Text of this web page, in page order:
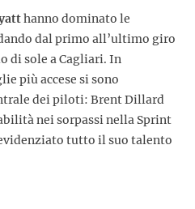
hanno dominato le
dal primo all’ultimo giro
di sole a Cagliari. In
più accese si sono
dei piloti: Brent Dillard
nei sorpassi nella Sprint
evidenziato tutto il suo talento